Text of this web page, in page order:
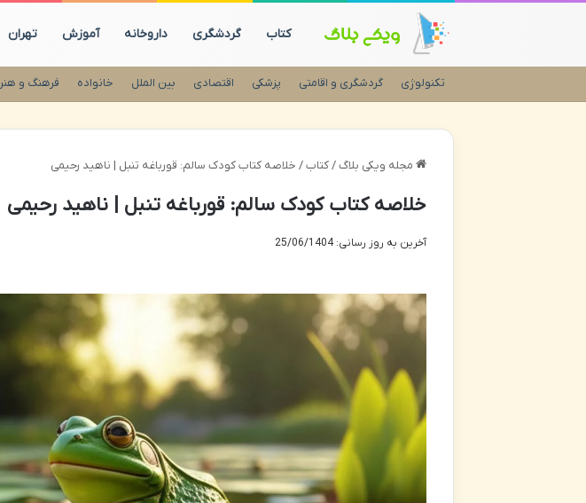
کتاب گردشگری داروخانه آموزش تهران
تکنولوژی گردشگری و اقامتی پزشکی اقتصادی بین الملل خانواده فرهنگ و هنر
مجله ویکی بلاگ / کتاب / خلاصه کتاب کودک سالم: قورباغه تنبل | ناهید رحیمی
خلاصه کتاب کودک سالم: قورباغه تنبل | ناهید رحیمی
آخرین به روز رسانی: 25/06/1404